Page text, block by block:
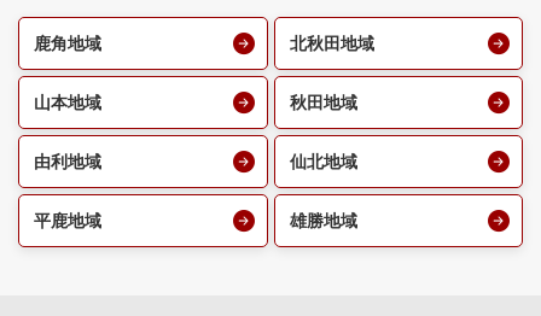
鹿角地域 北秋田地域
山本地域 秋田地域
由利地域 仙北地域
平鹿地域 雄勝地域